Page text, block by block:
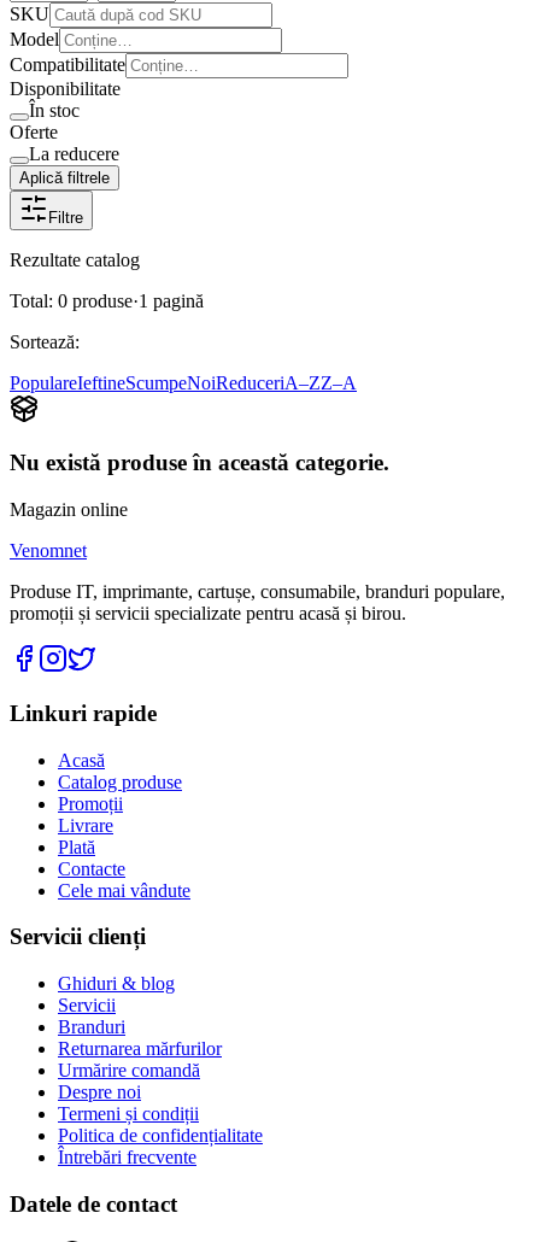
SKU
Model
Compatibilitate
Disponibilitate
În stoc
Oferte
La reducere
Aplică filtrele
Filtre
Rezultate catalog
Total: 0 produse·1 pagină
Sortează:
PopulareIeftineScumpeNoiReduceriA–ZZ–A
Nu există produse în această categorie.
Magazin online
Venomnet
Produse IT, imprimante, cartușe, consumabile, branduri populare,
promoții și servicii specializate pentru acasă și birou.
Linkuri rapide
Acasă
Catalog produse
Promoții
Livrare
Plată
Contacte
Cele mai vândute
Servicii clienți
Ghiduri & blog
Servicii
Branduri
Returnarea mărfurilor
Urmărire comandă
Despre noi
Termeni și condiții
Politica de confidențialitate
Întrebări frecvente
Datele de contact